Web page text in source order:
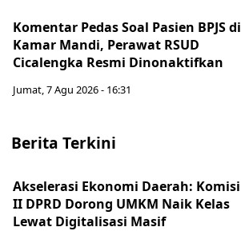
Komentar Pedas Soal Pasien BPJS di
Kamar Mandi, Perawat RSUD
Cicalengka Resmi Dinonaktifkan
Jumat, 7 Agu 2026 - 16:31
Berita Terkini
Akselerasi Ekonomi Daerah: Komisi
II DPRD Dorong UMKM Naik Kelas
Lewat Digitalisasi Masif